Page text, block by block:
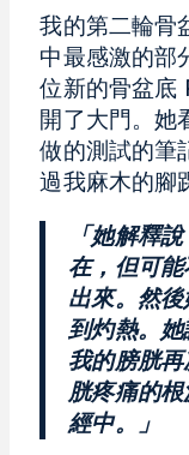
我的第二輪骨
中最感激的部
位新的骨盆底
開了大門。她
做的測試的筆
過我麻木的腳
「她解釋
在，但可
出來。然
到灼熱。她
我的膀胱
胱疼痛的
經中。」